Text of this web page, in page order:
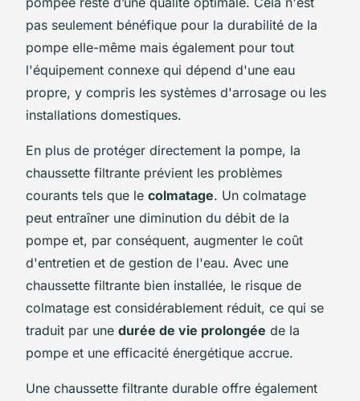
pas seulement bénéfique pour la durabilité de la
pompe elle-même mais également pour tout
l'équipement connexe qui dépend d'une eau
propre, y compris les systèmes d'arrosage ou les
installations domestiques.
En plus de protéger directement la pompe, la
chaussette filtrante prévient les problèmes
courants tels que le colmatage. Un colmatage
peut entraîner une diminution du débit de la
pompe et, par conséquent, augmenter le coût
d'entretien et de gestion de l'eau. Avec une
chaussette filtrante bien installée, le risque de
colmatage est considérablement réduit, ce qui se
traduit par une durée de vie prolongée de la
pompe et une efficacité énergétique accrue.
Une chaussette filtrante durable offre également